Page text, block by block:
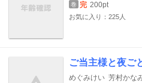
巻 完 200pt
お気に入り：225人
ご当主様と夜ご
めぐみけい 芳村かな